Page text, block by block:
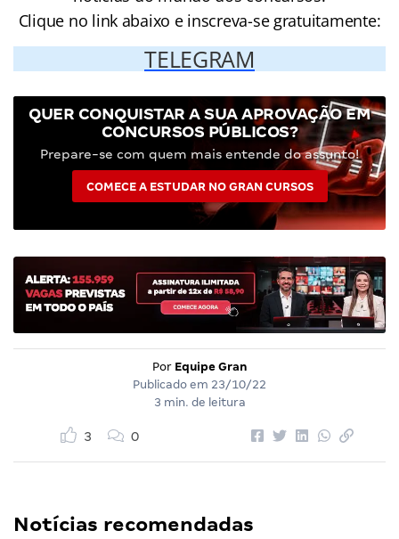
Clique no link abaixo e inscreva-se gratuitamente:
TELEGRAM
QUER CONQUISTAR A SUA APROVAÇÃO EM
CONCURSOS PÚBLICOS?
Prepare-se com quem mais entende do assunto!
COMECE A ESTUDAR NO GRAN CURSOS
Por Equipe Gran
Publicado em 23/10/22
3 min. de leitura
3 0
Notícias recomendadas